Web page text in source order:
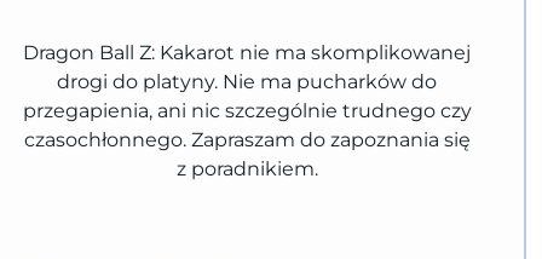
Dragon Ball Z: Kakarot nie ma skomplikowanej
drogi do platyny. Nie ma pucharków do
przegapienia, ani nic szczególnie trudnego czy
czasochłonnego. Zapraszam do zapoznania się
z poradnikiem.